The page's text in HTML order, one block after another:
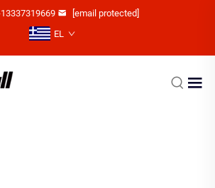
[email protected]
EL